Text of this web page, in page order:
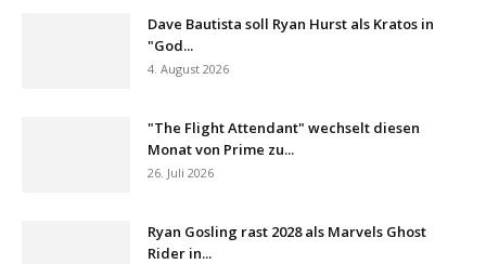
Dave Bautista soll Ryan Hurst als Kratos in
"God...
4. August 2026
"The Flight Attendant" wechselt diesen
Monat von Prime zu...
26. Juli 2026
Ryan Gosling rast 2028 als Marvels Ghost
Rider in...